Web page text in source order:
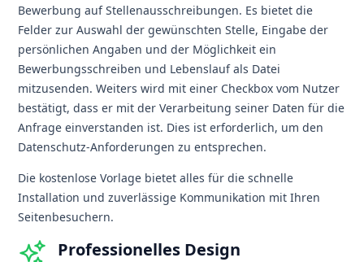
Bewerbung auf Stellenausschreibungen. Es bietet die
Felder zur Auswahl der gewünschten Stelle, Eingabe der
persönlichen Angaben und der Möglichkeit ein
Bewerbungsschreiben und Lebenslauf als Datei
mitzusenden. Weiters wird mit einer Checkbox vom Nutzer
bestätigt, dass er mit der Verarbeitung seiner Daten für die
Anfrage einverstanden ist. Dies ist erforderlich, um den
Datenschutz-Anforderungen zu entsprechen.
Die kostenlose Vorlage bietet alles für die schnelle
Installation und zuverlässige Kommunikation mit Ihren
Seitenbesuchern.
Professionelles Design